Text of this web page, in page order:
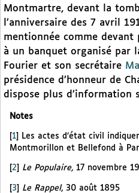
Montmartre, devant la
l’anniversaire des 7 avril
mentionnée comme
à un banquet organisé par
Fourier et son secrétaire
présidence d’honneur de
dispose plus d’information
Notes
[1]
Les actes d’état civil
Montmorillon et Bellefond à
2 Le Populaire, 17 novembre
3 Le Rappel, 30 août 1895